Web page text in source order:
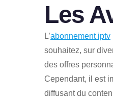
Les
L’abonnement iptv
souhaitez, sur
des offres
Cependant, il est
diffusant du